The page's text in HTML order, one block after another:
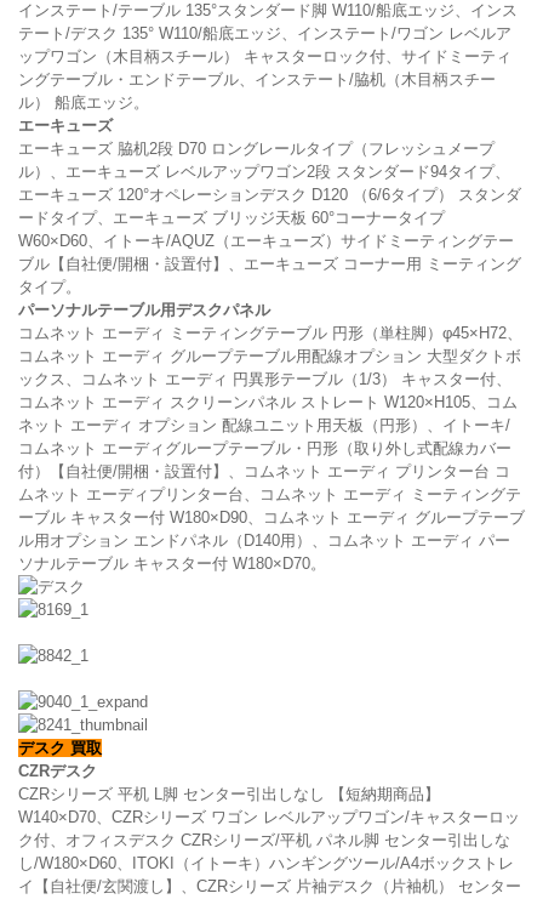
インステート/テーブル 135°スタンダード脚 W110/船底エッジ、インス
テート/デスク 135° W110/船底エッジ、インステート/ワゴン レベルア
ップワゴン（木目柄スチール） キャスターロック付、サイドミーティ
ングテーブル・エンドテーブル、インステート/脇机（木目柄スチー
ル） 船底エッジ。
エーキューズ
エーキューズ 脇机2段 D70 ロングレールタイプ（フレッシュメープ
ル）、エーキューズ レベルアップワゴン2段 スタンダード94タイプ、
エーキューズ 120°オペレーションデスク D120 （6/6タイプ） スタンダ
ードタイプ、エーキューズ ブリッジ天板 60°コーナータイプ
W60×D60、イトーキ/AQUZ（エーキューズ）サイドミーティングテー
ブル【自社便/開梱・設置付】、エーキューズ コーナー用 ミーティング
タイプ。
パーソナルテーブル用デスクパネル
コムネット エーディ ミーティングテーブル 円形（単柱脚）φ45×H72、
コムネット エーディ グループテーブル用配線オプション 大型ダクトボ
ックス、コムネット エーディ 円異形テーブル（1/3） キャスター付、
コムネット エーディ スクリーンパネル ストレート W120×H105、コム
ネット エーディ オプション 配線ユニット用天板（円形）、イトーキ/
コムネット エーディグループテーブル・円形（取り外し式配線カバー
付）【自社便/開梱・設置付】、コムネット エーディ プリンター台 コ
ムネット エーディプリンター台、コムネット エーディ ミーティングテ
ーブル キャスター付 W180×D90、コムネット エーディ グループテーブ
ル用オプション エンドパネル（D140用）、コムネット エーディ パー
ソナルテーブル キャスター付 W180×D70。
デスク 買取
CZRデスク
CZRシリーズ 平机 L脚 センター引出しなし 【短納期商品】
W140×D70、CZRシリーズ ワゴン レベルアップワゴン/キャスターロッ
ク付、オフィスデスク CZRシリーズ/平机 パネル脚 センター引出しな
し/W180×D60、ITOKI（イトーキ）ハンギングツール/A4ボックストレ
イ【自社便/玄関渡し】、CZRシリーズ 片袖デスク（片袖机） センター